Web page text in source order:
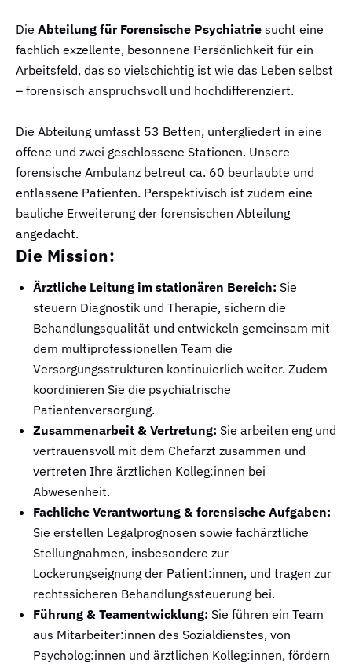
Die Abteilung für Forensische Psychiatrie sucht eine
fachlich exzellente, besonnene Persönlichkeit für ein
Arbeitsfeld, das so vielschichtig ist wie das Leben selbst
– forensisch anspruchsvoll und hochdifferenziert.
Die Abteilung umfasst 53 Betten, untergliedert in eine
offene und zwei geschlossene Stationen. Unsere
forensische Ambulanz betreut ca. 60 beurlaubte und
entlassene Patienten. Perspektivisch ist zudem eine
bauliche Erweiterung der forensischen Abteilung
angedacht.
Die Mission:
Ärztliche Leitung im stationären Bereich: Sie
steuern Diagnostik und Therapie, sichern die
Behandlungsqualität und entwickeln gemeinsam mit
dem multiprofessionellen Team die
Versorgungsstrukturen kontinuierlich weiter. Zudem
koordinieren Sie die psychiatrische
Patientenversorgung.
Zusammenarbeit & Vertretung: Sie arbeiten eng und
vertrauensvoll mit dem Chefarzt zusammen und
vertreten Ihre ärztlichen Kolleg:innen bei
Abwesenheit.
Fachliche Verantwortung & forensische Aufgaben:
Sie erstellen Legalprognosen sowie fachärztliche
Stellungnahmen, insbesondere zur
Lockerungseignung der Patient:innen, und tragen zur
rechtssicheren Behandlungssteuerung bei.
Führung & Teamentwicklung: Sie führen ein Team
aus Mitarbeiter:innen des Sozialdienstes, von
Psycholog:innen und ärztlichen Kolleg:innen, fördern